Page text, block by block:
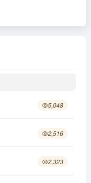
5,048
2,516
2,323